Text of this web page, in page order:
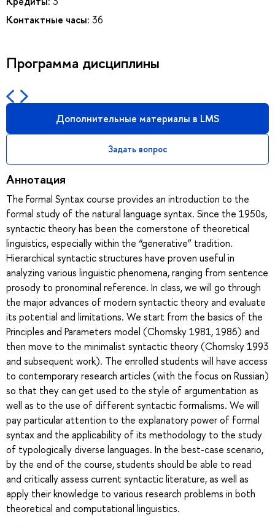
Контактные часы: 36
Программа дисциплины
Дополнительные материалы в LMS
Задать вопрос
Аннотация
The Formal Syntax course provides an introduction to the
formal study of the natural language syntax. Since the 1950s,
syntactic theory has been the cornerstone of theoretical
linguistics, especially within the “generative” tradition.
Hierarchical syntactic structures have proven useful in
analyzing various linguistic phenomena, ranging from sentence
prosody to pronominal reference. In class, we will go through
the major advances of modern syntactic theory and evaluate
its potential and limitations. We start from the basics of the
Principles and Parameters model (Chomsky 1981, 1986) and
then move to the minimalist syntactic theory (Chomsky 1993
and subsequent work). The enrolled students will have access
to contemporary research articles (with the focus on Russian)
so that they can get used to the style of argumentation as
well as to the use of different syntactic formalisms. We will
pay particular attention to the explanatory power of formal
syntax and the applicability of its methodology to the study
of typologically diverse languages. In the best-case scenario,
by the end of the course, students should be able to read
and critically assess current syntactic literature, as well as
apply their knowledge to various research problems in both
theoretical and computational linguistics.